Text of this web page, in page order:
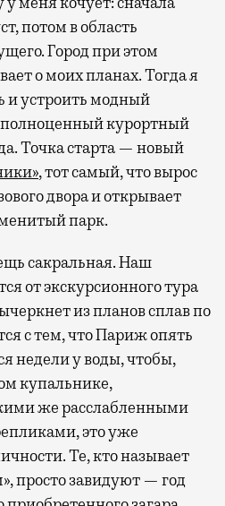
потом в область
Город при этом
о моих планах. Тогда я
и устроить модный
курортный
Точка старта — новый
, тот самый, что вырос
двора и открывает
парк.
сакральная. Наш
от экскурсионного тура
из планов сплав по
с тем, что Париж опять
недели у воды, чтобы,
купальнике,
же расслабленными
это уже
Те, кто называет
просто завидуют — год